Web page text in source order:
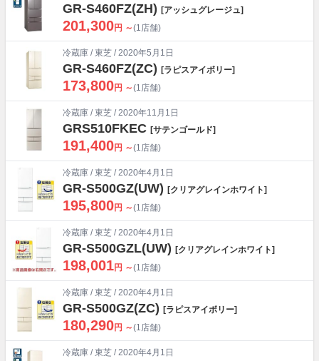
GR-S460FZ(ZH) [アッシュグレージュ]
201,300円 ～(1店舗)
冷蔵庫 /東芝 / 2020年5月1日
GR-S460FZ(ZC) [ラピスアイボリー]
173,800円 ～(1店舗)
冷蔵庫 /東芝 / 2020年11月1日
GRS510FKEC [サテンゴールド]
191,400円 ～(1店舗)
冷蔵庫 /東芝 / 2020年4月1日
GR-S500GZ(UW) [クリアグレインホワイト]
195,800円 ～(1店舗)
冷蔵庫 /東芝 / 2020年4月1日
GR-S500GZL(UW) [クリアグレインホワイト]
198,001円 ～(1店舗)
冷蔵庫 /東芝 / 2020年4月1日
GR-S500GZ(ZC) [ラピスアイボリー]
180,290円 ～(1店舗)
冷蔵庫 /東芝 / 2020年4月1日